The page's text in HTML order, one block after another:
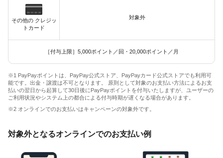
その他の クレジッ
トカード
対象外
［付与上限］5,000ポイント／回・20,000ポイント／月
※1 PayPayポイントは、PayPay公式ストア、PayPayカード公式ストアでも利用可
能です。出金・譲渡は不可となります。 原則として対象のお支払い方法によるお支
払いの翌日から起算して30日後にPayPayポイントを付与いたしますが、ユーザーの
ご利用状況やシステム上の都合による付与時期が遅くなる場合があります。
※2 オンラインでのお支払いはキャンペーンの対象外です。
対象外となるオンラインでのお支払い例